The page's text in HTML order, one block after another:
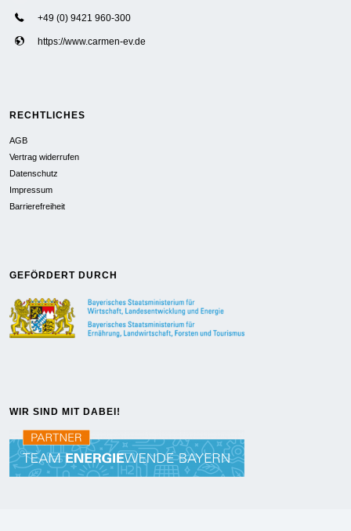
+49 (0) 9421 960-300
https://www.carmen-ev.de
RECHTLICHES
AGB
Vertrag widerrufen
Datenschutz
Impressum
Barrierefreiheit
GEFÖRDERT DURCH
WIR SIND MIT DABEI!